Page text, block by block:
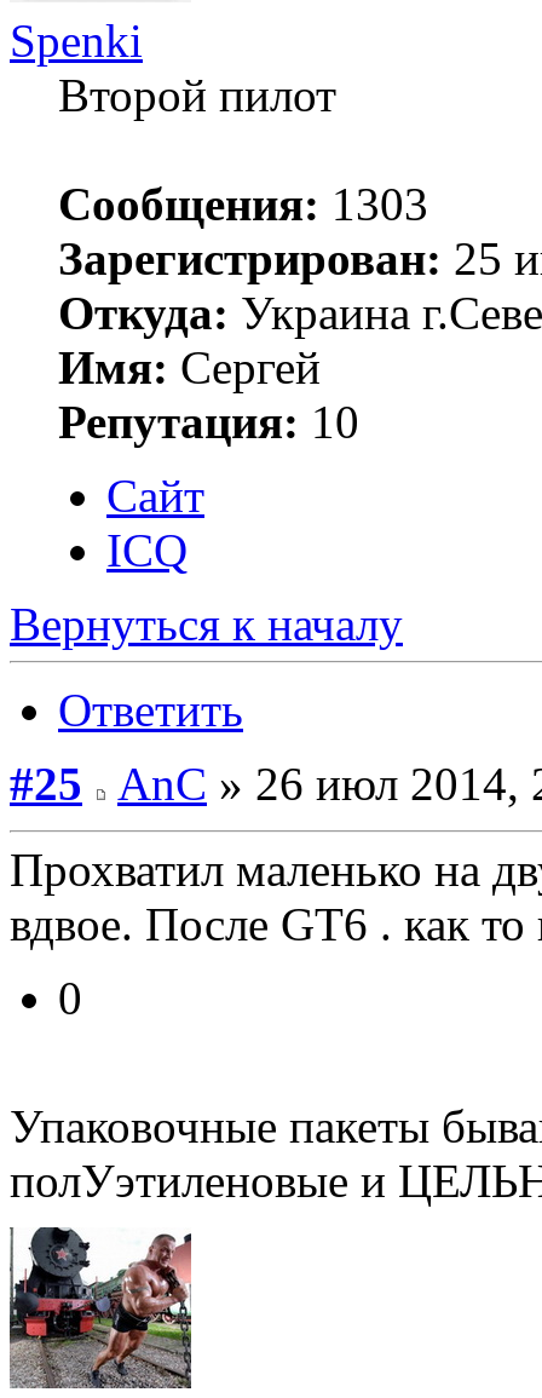
Spenki
Второй пилот
Сообщения: 1303
Зарегистрирован: 25
Откуда: Украина
Имя: Сергей
Репутация: 10
Сайт
ICQ
Вернуться к началу
Ответить
#25
AnC » 26 июл 2014,
Прохватил маленько на
вдвое. После GT6 . как
0
Упаковочные пакеты
полУэтиленовые и